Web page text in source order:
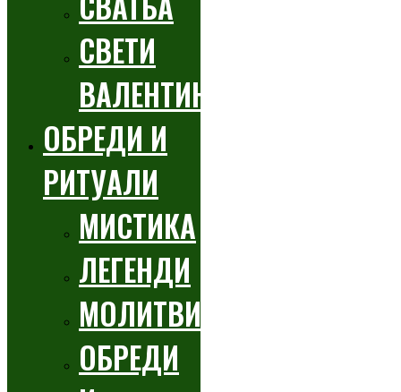
СВЕТИ
ВАЛЕНТИН
ОБРЕДИ И
РИТУАЛИ
МИСТИКА
ЛЕГЕНДИ
МОЛИТВИ
ОБРЕДИ